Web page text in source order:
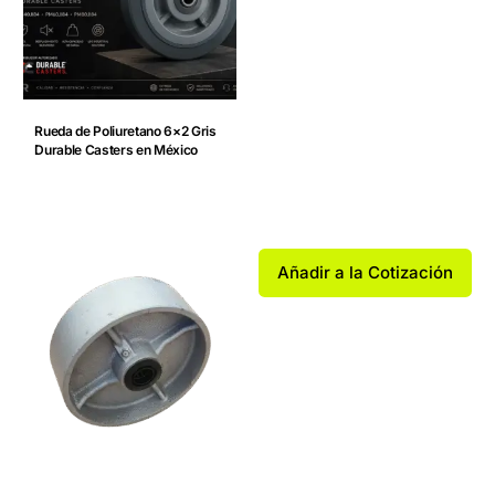
Rueda de Poliuretano 6×2 Gris
Durable Casters en México
Añadir a la Cotización